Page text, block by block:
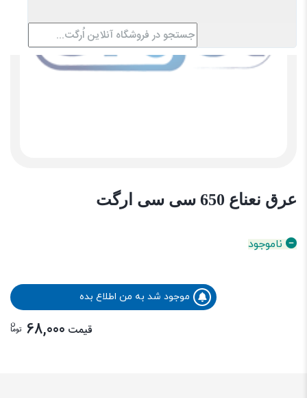
عرق نعناع 650 سی سی ارگت
ناموجود
موجود شد به من اطلاع بده
قیمت 68,000 توما
ن